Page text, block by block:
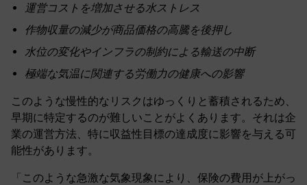
運営コストを増加させる水ストレス
作物収量の減少が商品価格の高騰を後押し
水位の変化やインフラの制約による輸送の中断
極端な気温に関連する労働力の健康への影響
このような慢性的なリスクはゆっくりと蓄積されるため、
早期に特定するのが難しいことがよくあります。それは企
業の運営方法、特に収益性目標の達成度に影響を与える可
能性があります。
「このような急激な気象現象により、保険の費用が上がっ